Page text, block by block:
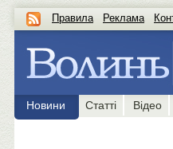
Правила Реклама
Новини Статті Відео